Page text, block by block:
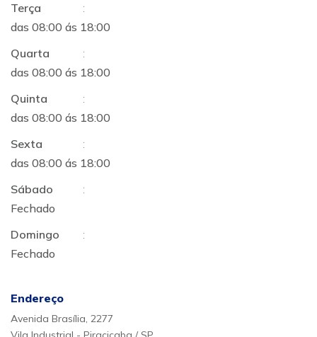
Terça
:
das 08:00 ás 18:00
Quarta
:
das 08:00 ás 18:00
Quinta
:
das 08:00 ás 18:00
Sexta
:
das 08:00 ás 18:00
Sábado
:
Fechado
Domingo
:
Fechado
Endereço
Avenida Brasília, 2277